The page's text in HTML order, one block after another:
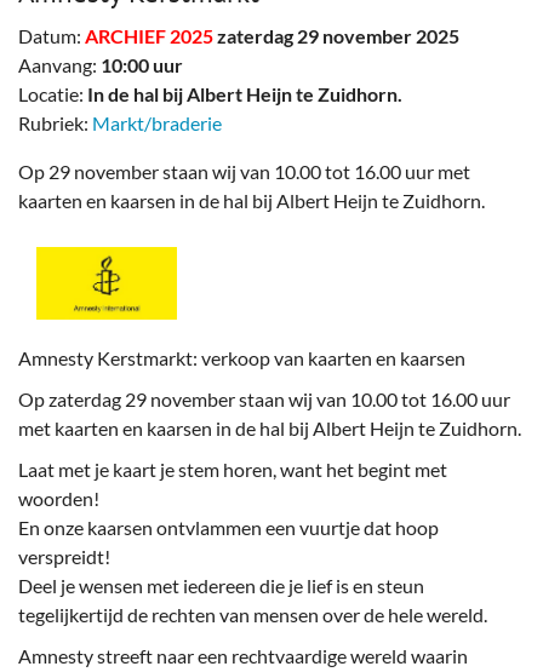
Datum: ARCHIEF 2025zaterdag 29 november 2025
Aanvang: 10:00 uur
Locatie: In de hal bij Albert Heijn te Zuidhorn.
Rubriek: Markt/braderie
Op 29 november staan wij van 10.00 tot 16.00 uur met
kaarten en kaarsen in de hal bij Albert Heijn te Zuidhorn.
Amnesty Kerstmarkt: verkoop van kaarten en kaarsen
Op zaterdag 29 november staan wij van 10.00 tot 16.00 uur
met kaarten en kaarsen in de hal bij Albert Heijn te Zuidhorn.
Laat met je kaart je stem horen, want het begint met
woorden!
En onze kaarsen ontvlammen een vuurtje dat hoop
verspreidt!
Deel je wensen met iedereen die je lief is en steun
tegelijkertijd de rechten van mensen over de hele wereld.
Amnesty streeft naar een rechtvaardige wereld waarin